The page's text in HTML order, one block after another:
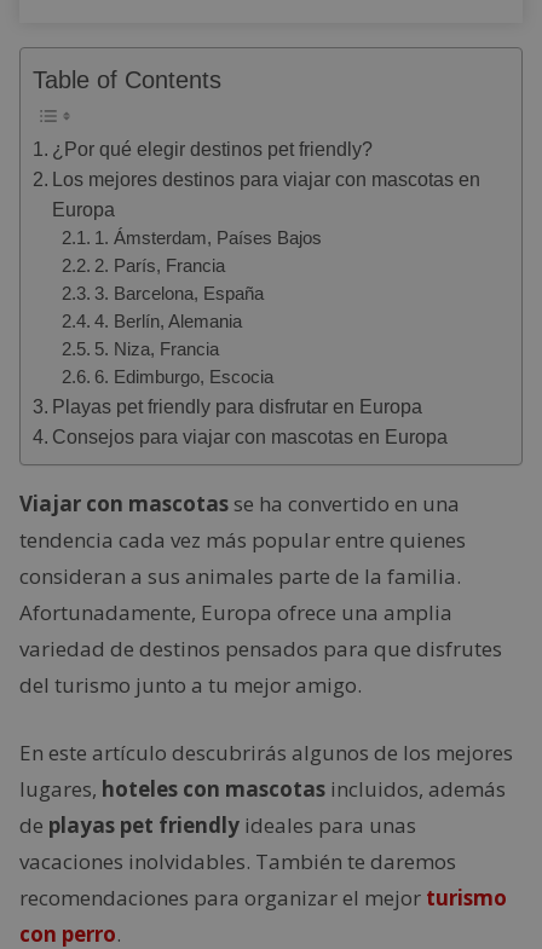
Table of Contents
¿Por qué elegir destinos pet friendly?
Los mejores destinos para viajar con mascotas en
Europa
1. Ámsterdam, Países Bajos
2. París, Francia
3. Barcelona, España
4. Berlín, Alemania
5. Niza, Francia
6. Edimburgo, Escocia
Playas pet friendly para disfrutar en Europa
Consejos para viajar con mascotas en Europa
Viajar con mascotasse ha convertido en una
tendencia cada vez más popular entre quienes
consideran a sus animales parte de la familia.
Afortunadamente, Europa ofrece una amplia
variedad de destinos pensados para que disfrutes
del turismo junto a tu mejor amigo.
En este artículo descubrirás algunos de los mejores
lugares, hoteles con mascotas incluidos, además
de playas pet friendly ideales para unas
vacaciones inolvidables. También te daremos
recomendaciones para organizar el mejor turismo
con perro.